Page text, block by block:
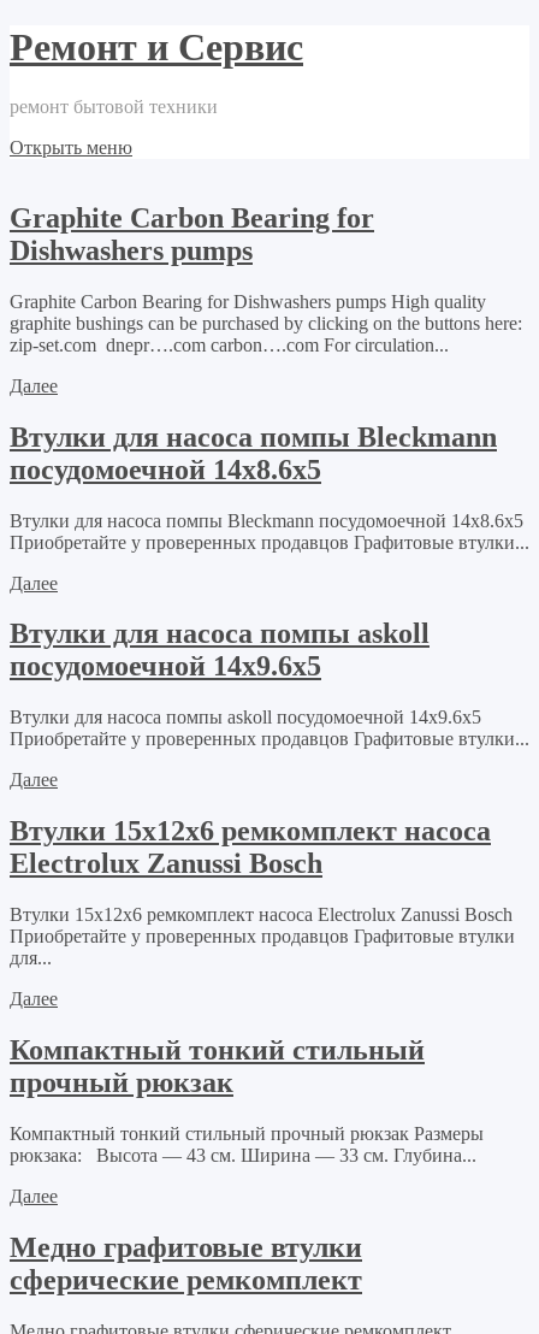
Ремонт и Сервис
ремонт бытовой техники
Открыть меню
Graphite Carbon Bearing for
Dishwashers pumps
Graphite Carbon Bearing for Dishwashers pumps High quality
graphite bushings can be purchased by clicking on the buttons here:
zip-set.com dnepr….com carbon….com For circulation...
Далее
Втулки для насоса помпы Bleckmann
посудомоечной 14х8.6х5
Втулки для насоса помпы Bleckmann посудомоечной 14х8.6х5
Приобретайте у проверенных продавцов Графитовые втулки...
Далее
Втулки для насоса помпы askoll
посудомоечной 14х9.6х5
Втулки для насоса помпы askoll посудомоечной 14х9.6х5
Приобретайте у проверенных продавцов Графитовые втулки...
Далее
Втулки 15х12х6 ремкомплект насоса
Electrolux Zanussi Bosch
Втулки 15х12х6 ремкомплект насоса Electrolux Zanussi Bosch
Приобретайте у проверенных продавцов Графитовые втулки
для...
Далее
Компактный тонкий стильный
прочный рюкзак
Компактный тонкий стильный прочный рюкзак Размеры
рюкзака: Высота — 43 см. Ширина — 33 см. Глубина...
Далее
Медно графитовые втулки
сферические ремкомплект